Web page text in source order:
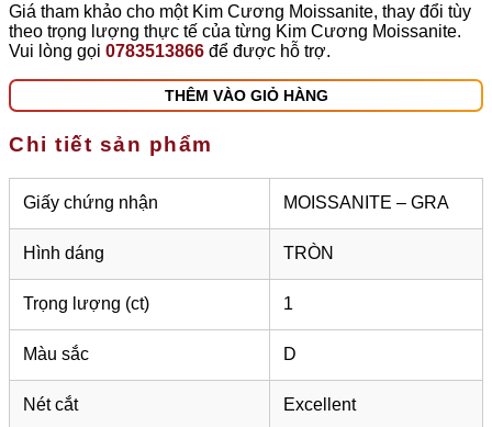
Giá tham khảo cho một Kim Cương Moissanite, thay đổi tùy
theo trọng lượng thực tế của từng Kim Cương Moissanite.
Vui lòng gọi 0783513866 để được hỗ trợ.
THÊM VÀO GIỎ HÀNG
Chi tiết sản phẩm
Giấy chứng nhận MOISSANITE – GRA
Hình dáng TRÒN
Trọng lượng (ct) 1
Màu sắc D
Nét cắt Excellent